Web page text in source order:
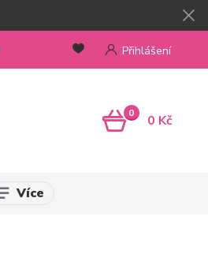
Přihlášení
0 0 Kč
Více